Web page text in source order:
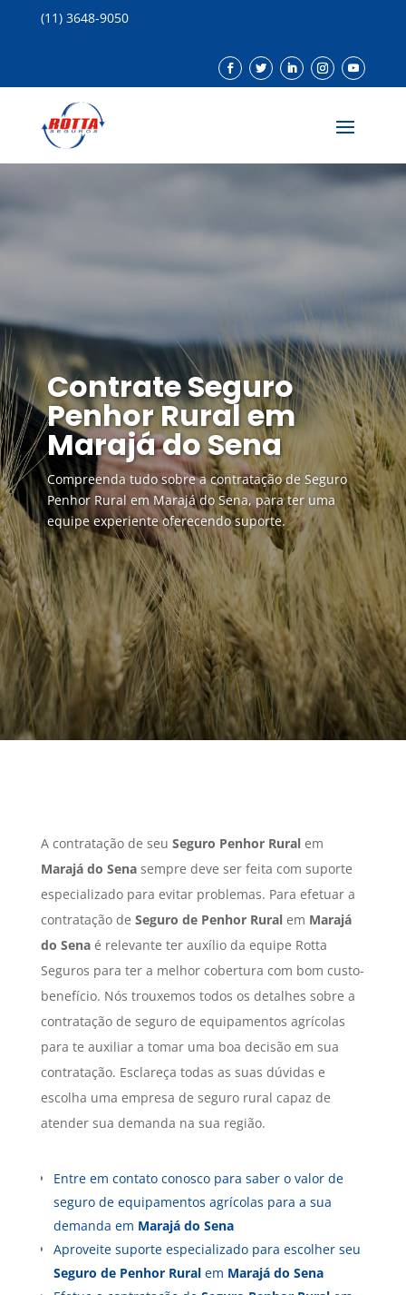
(11) 3648-9050
Contrate Seguro
Penhor Rural em
Marajá do Sena
Compreenda tudo sobre a contratação de Seguro
Penhor Rural em Marajá do Sena, para ter uma
equipe experiente oferecendo suporte.
A contratação de seu Seguro Penhor Ruralem
Marajá do Senasempre deve ser feita com suporte
especializado para evitar problemas. Para efetuar a
contratação de Seguro de Penhor Ruralem Marajá
do Senaé relevante ter auxílio da equipe Rotta
Seguros para ter a melhor cobertura com bom custo-
benefício. Nós trouxemos todos os detalhes sobre a
contratação de seguro de equipamentos agrícolas
para te auxiliar a tomar uma boa decisão em sua
contratação. Esclareça todas as suas dúvidas e
escolha uma empresa de seguro rural capaz de
atender sua demanda na sua região.
Entre em contato conosco para saber o valor de
seguro de equipamentos agrícolas para a sua
demanda em Marajá do Sena
Aproveite suporte especializado para escolher seu
Seguro de Penhor Ruralem Marajá do Sena